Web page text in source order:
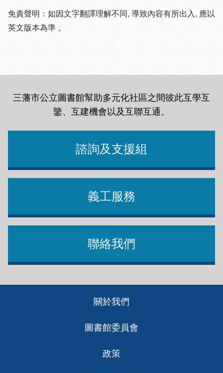
免責聲明：如因文字翻譯理解不同, 導致內容有所出入, 應以
英文版本為準 。
三藩市公立圖書館幫助多元化社區之間彼此互學互
鑒、互建機會以及互聯互通。
諮詢及支援組
義工服務
聯絡我們
關於我們
圖書館委員會
政策